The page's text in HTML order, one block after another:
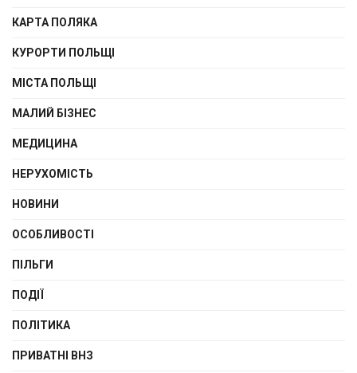
КАРТА ПОЛЯКА
КУРОРТИ ПОЛЬЩІ
МІСТА ПОЛЬЩІ
МАЛИЙ БІЗНЕС
МЕДИЦИНА
НЕРУХОМІСТЬ
НОВИНИ
ОСОБЛИВОСТІ
ПІЛЬГИ
ПОДІЇ
ПОЛІТИКА
ПРИВАТНІ ВНЗ